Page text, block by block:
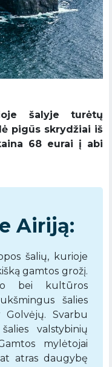
šalyje turėtų
pigūs skrydžiai iš
68 eurai į abi
Airiją:
šalių, kurioje
gamtos grožį.
bei kultūros
šalies
Svarbu
valstybinių
mylėtojai
atras daugybę